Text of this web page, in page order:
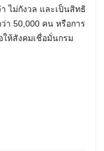
ไม่กังวล และเป็นสิทธิ
า 50,000 คน หรือการ
ให้สังคมเชื่อมั่นกรม